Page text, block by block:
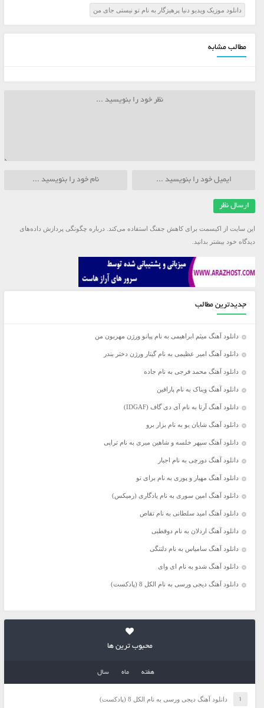
دانلود موزیک ویدیو دنیا پرهیزگار به نام تو نیستی جای من
مطالب مشابه
این سایت از اکیسمت برای کاهش جفنگ استفاده می‌کند. درباره چگونگی پردازش داده‌های
دیدگاه خود بیشتر بدانید.
جدیدترین مطالب
دانلود آهنگ میثم ابراهیمی به نام پیانو ورژن مهربون من
دانلود آهنگ امیر عظیمی به نام گیتار ورژن دختر بندر
دانلود آهنگ محمد فرجی به نام جاده
دانلود آهنگ ویناک به نام پارافین
دانلود آهنگ آرتا به نام آی دی گاف (IDGAF)
دانلود آهنگ شایان یو به نام بزار برو
دانلود آهنگ سپهر خلسه و شاهین میری به نام تراپی
دانلود آهنگ دورچی به نام اجبار
دانلود آهنگ مهیار و پوری به نام برای تو
دانلود آهنگ امین سوری به نام یادگاری (رمیکس)
دانلود آهنگ امید سلطانی به نام تقاص
دانلود آهنگ اردلان به نام دوقطبی
دانلود آهنگ سامیاس به نام دلتنگی
دانلود آهنگ شدو به نام ای وای
دانلود آهنگ دیجی ورسی به نام الکل 8 (پادکست)
محبوب ترین ها
هفته ماه سال
دانلود آهنگ دیجی ورسی به نام الکل 8 (پادکست)